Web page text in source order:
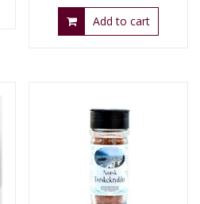
Add to cart